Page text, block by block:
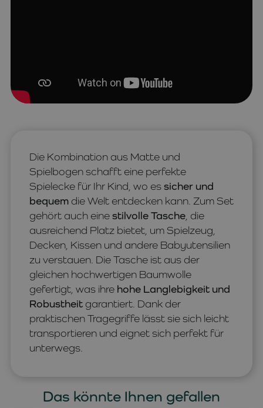
Die Kombination aus Matte und
Spielbogen schafft eine perfekte
Spielecke für Ihr Kind, wo essicher und
bequem die Welt entdecken kann. Zum Set
gehört auch einestilvolle Tasche, die
ausreichend Platz bietet, um Spielzeug,
Decken, Kissen und andere Babyutensilien
zu verstauen. Die Tasche ist aus der
gleichen hochwertigen Baumwolle
gefertigt, was ihre hohe Langlebigkeit und
Robustheit garantiert. Dank der
praktischen Tragegriffe lässt sie sich leicht
transportieren und eignet sich perfekt für
unterwegs.
Das könnte Ihnen gefallen